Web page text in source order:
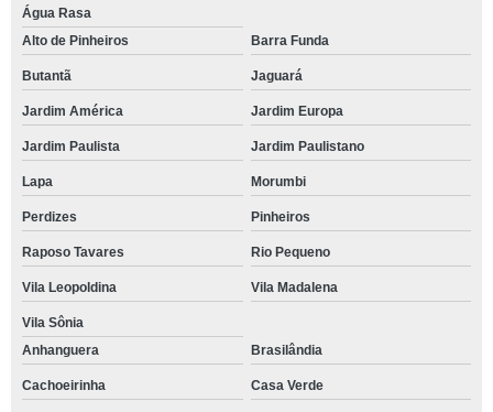
Água Rasa
Alto de Pinheiros
Barra Funda
Butantã Jaguará
Jardim América Jardim Europa
Jardim Paulista Jardim Paulistano
Lapa Morumbi
Perdizes Pinheiros
Raposo Tavares Rio Pequeno
Vila Leopoldina Vila Madalena
Vila Sônia
Anhanguera
Brasilândia
Cachoeirinha Casa Verde